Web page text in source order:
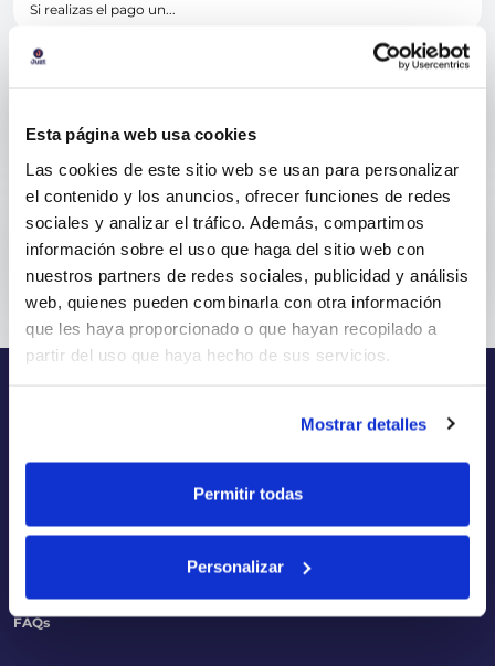
Esta página web usa cookies
Las cookies de este sitio web se usan para personalizar
el contenido y los anuncios, ofrecer funciones de redes
sociales y analizar el tráfico. Además, compartimos
información sobre el uso que haga del sitio web con
nuestros partners de redes sociales, publicidad y análisis
web, quienes pueden combinarla con otra información
que les haya proporcionado o que hayan recopilado a
partir del uso que haya hecho de sus servicios.
Mostrar detalles
Permitir todas
Personalizar
Si realizas el pago un...
La tarjeta de crédito J...
¿Dónde puedo pagar mi tarjeta...
Puedes pagar tu tarjeta...
Solicitud
FAQs
NOSOTROS
Historia